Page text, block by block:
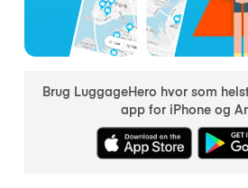
Brug LuggageHero hvor som
app for iPhone og